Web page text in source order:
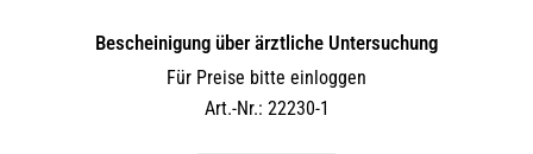
Bescheinigung über ärztliche Untersuchung
Für Preise bitte einloggen
Art.-Nr.: 22230-1